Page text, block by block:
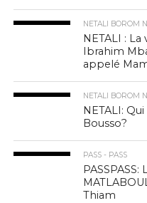
NETALI BOROM
NETALI :
Ibrahim
appelé
NETALI BOROM
NETALI:
Bousso?
PASS - PASS
PASSPASS:
Thiam